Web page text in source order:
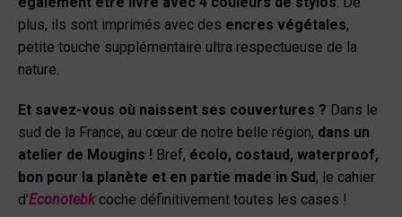
plus, ils sont imprimés avec des encres végétales,
petite touche supplémentaire ultra respectueuse de la
nature.
Et savez-vous où naissent ses couvertures ? Dans le
sud de la France, au cœur de notre belle région, dans un
atelier de Mougins ! Bref, écolo, costaud, waterproof,
bon pour la planète et en partie made in Sud, le cahier
d’Econotebkcoche définitivement toutes les cases !